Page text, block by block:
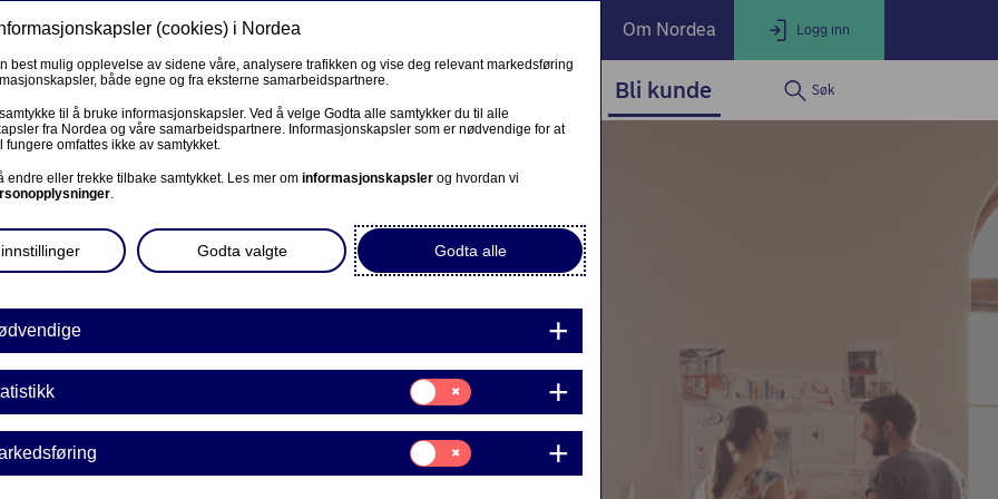
Privat Om Nordea Logg inn
LOGG INN
Endre eller fullfør private lånesøknader
Mine lånesøknader
PRIVAT
Kontakt og meldinger
Nordea Investor (Stenges 1. november)
Investortjenester
Våre produkter Fagforbund Bli kunde Søk
frivillig organisasjon er
på frivillig arbeid,
så enkel, rask og
fast månedspris.
i Nordea
(cookies) i Nordea
best mulig opplevelse av sidene våre, analysere trafikken og vise deg relevant markedsføring
både egne og fra eksterne samarbeidspartnere.
til å bruke informasjonskapsler. Ved å velge Godta alle samtykker du til alle
fra Nordea og våre samarbeidspartnere. Informasjonskapsler som er nødvendige for at
fungere omfattes ikke av samtykket.
endre eller trekke tilbake samtykket. Les mer om informasjonskapsler og hvordan vi
.
Godta alle
Godta valgte
Samtykke
til:
Statistikk
Samtykke
til:
Markedsføring